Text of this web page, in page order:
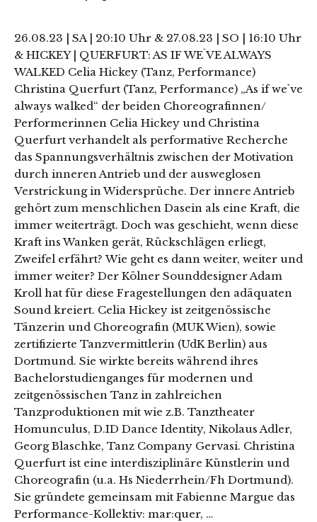
26.08.23 | SA | 20:10 Uhr & 27.08.23 | SO | 16:10 Uhr
& HICKEY | QUERFURT: AS IF WE`VE ALWAYS
WALKED Celia Hickey (Tanz, Performance)
Christina Querfurt (Tanz, Performance) „As if we`ve
always walked“ der beiden Choreografinnen/
Performerinnen Celia Hickey und Christina
Querfurt verhandelt als performative Recherche
das Spannungsverhältnis zwischen der Motivation
durch inneren Antrieb und der ausweglosen
Verstrickung in Widersprüche. Der innere Antrieb
gehört zum menschlichen Dasein als eine Kraft, die
immer weiterträgt. Doch was geschieht, wenn diese
Kraft ins Wanken gerät, Rückschlägen erliegt,
Zweifel erfährt? Wie geht es dann weiter, weiter und
immer weiter? Der Kölner Sounddesigner Adam
Kroll hat für diese Fragestellungen den adäquaten
Sound kreiert. Celia Hickey ist zeitgenössische
Tänzerin und Choreografin (MUK Wien), sowie
zertifizierte Tanzvermittlerin (UdK Berlin) aus
Dortmund. Sie wirkte bereits während ihres
Bachelorstudienganges für modernen und
zeitgenössischen Tanz in zahlreichen
Tanzproduktionen mit wie z.B. Tanztheater
Homunculus, D.ID Dance Identity, Nikolaus Adler,
Georg Blaschke, Tanz Company Gervasi. Christina
Querfurt ist eine interdisziplinäre Künstlerin und
Choreografin (u.a. Hs Niederrhein/Fh Dortmund).
Sie gründete gemeinsam mit Fabienne Margue das
Performance-Kollektiv: mar:quer, …